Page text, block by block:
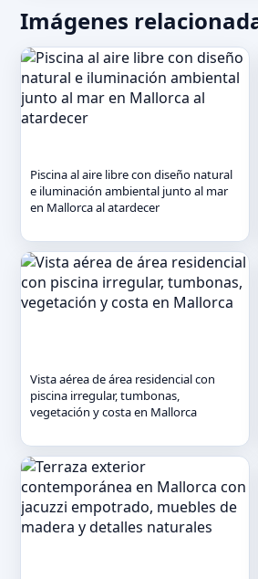
Imágenes
Piscina al aire libre con diseño natural
e iluminación ambiental junto al mar
en Mallorca al atardecer
Vista aérea de área residencial con
piscina irregular, tumbonas,
vegetación y costa en Mallorca